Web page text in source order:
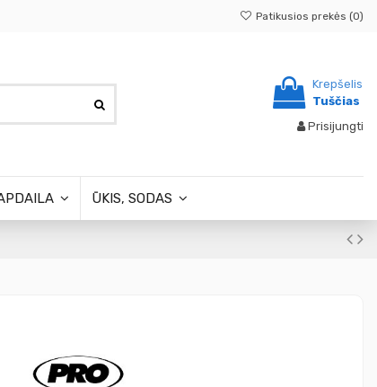
Patikusios prekės (0)
Krepšelis
Tuščias
Prisijungti
ŪKIS, SODAS